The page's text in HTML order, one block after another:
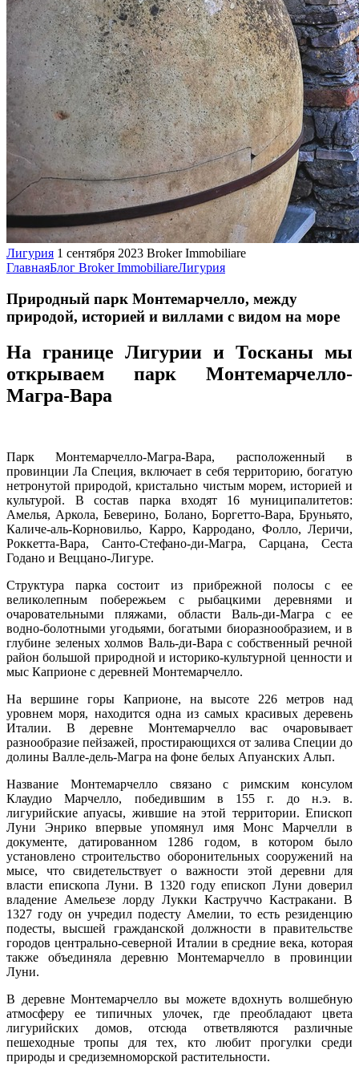
Лигурия 1 сентября 2023 Broker Immobiliare
ГлавнаяБлог Broker ImmobiliareЛигурия
Природный парк Монтемарчелло, между
природой, историей и виллами с видом на море
На границе Лигурии и Тосканы мы
открываем парк Монтемарчелло-
Магра-Вара
Парк Монтемарчелло-Магра-Вара, расположенный в
провинции Ла Специя, включает в себя территорию, богатую
нетронутой природой, кристально чистым морем, историей и
культурой. В состав парка входят 16 муниципалитетов:
Амелья, Аркола, Беверино, Болано, Боргетто-Вара, Бруньято,
Каличе-аль-Корновильо, Карро, Карродано, Фолло, Леричи,
Роккетта-Вара, Санто-Стефано-ди-Магра, Сарцана, Сеста
Годано и Веццано-Лигуре.
Структура парка состоит из прибрежной полосы с ее
великолепным побережьем с рыбацкими деревнями и
очаровательными пляжами, области Валь-ди-Магра с ее
водно-болотными угодьями, богатыми биоразнообразием, и в
глубине зеленых холмов Валь-ди-Вара с собственный речной
район большой природной и историко-культурной ценности и
мыс Каприоне с деревней Монтемарчелло.
На вершине горы Каприоне, на высоте 226 метров над
уровнем моря, находится одна из самых красивых деревень
Италии. В деревне Монтемарчелло вас очаровывает
разнообразие пейзажей, простирающихся от залива Специи до
долины Валле-дель-Магра на фоне белых Апуанских Альп.
Название Монтемарчелло связано с римским консулом
Клаудио Марчелло, победившим в 155 г. до н.э. в.
лигурийские апуасы, жившие на этой территории. Епископ
Луни Энрико впервые упомянул имя Монс Марчелли в
документе, датированном 1286 годом, в котором было
установлено строительство оборонительных сооружений на
мысе, что свидетельствует о важности этой деревни для
власти епископа Луни. В 1320 году епископ Луни доверил
владение Амельезе лорду Лукки Каструччо Кастракани. В
1327 году он учредил подесту Амелии, то есть резиденцию
подесты, высшей гражданской должности в правительстве
городов центрально-северной Италии в средние века, которая
также объединяла деревню Монтемарчелло в провинции
Луни.
В деревне Монтемарчелло вы можете вдохнуть волшебную
атмосферу ее типичных улочек, где преобладают цвета
лигурийских домов, отсюда ответвляются различные
пешеходные тропы для тех, кто любит прогулки среди
природы и средиземноморской растительности.